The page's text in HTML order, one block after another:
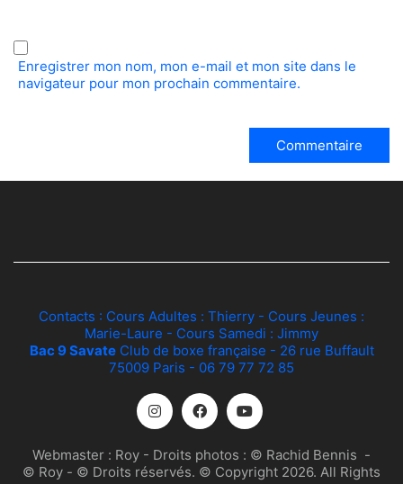
Enregistrer mon nom, mon e-mail et mon site dans le
navigateur pour mon prochain commentaire.
Contacts : Cours Adultes : Thierry - Cours Jeunes :
Marie-Laure - Cours Samedi : Jimmy
Bac 9 SavateClub de boxe française - 26 rue Buffault
75009 Paris - 06 79 77 72 85
Webmaster : Roy - Droits photos : © Rachid Bennis -
© Roy - © Droits réservés. © Copyright 2026. All Rights